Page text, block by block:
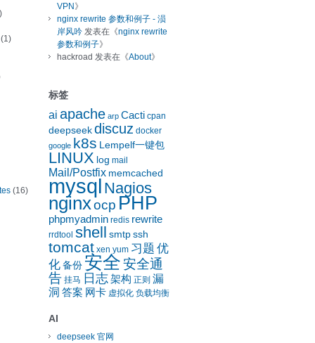
(16)
VPN 》
nginx rewrite 参数和例子 - 涢
岸风吟 发表在《nginx rewrite
参数和例子》
hackroad 发表在《About》
标签
ai apache arp Cacti cpan
deepseek discuz docker
google k8s Lempelf一键包
LINUX log mail
Mail/Postfix memcached
mysql Nagios
nginxocp PHP
phpmyadmin redis rewrite
rrdtool shell smtp ssh
tomcat xen yum 习题 优
化 备份 安全安全通
告 挂马 日志架构 正则 漏
洞 答案 网卡 虚拟化 负载均衡
AI
deepseek 官网